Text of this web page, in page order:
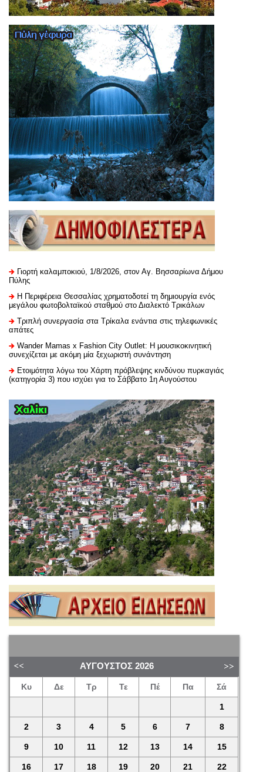
Γιορτή καλαμποκιού, 1/8/2026, στον Αγ. Βησσαρίωνα Δήμου
Πύλης
H Περιφέρεια Θεσσαλίας χρηματοδοτεί τη δημιουργία ενός
μεγάλου φωτοβολταϊκού σταθμού στο Διαλεκτό Τρικάλων
Τριπλή συνεργασία στα Τρίκαλα ενάντια στις τηλεφωνικές
απάτες
Wander Mamas x Fashion City Outlet: Η μουσικοκινητική
συνεχίζεται με ακόμη μία ξεχωριστή συνάντηση
Ετοιμότητα λόγω του Χάρτη πρόβλεψης κινδύνου πυρκαγιάς
(κατηγορία 3) που ισχύει για το Σάββατο 1η Αυγούστου
ΑΎΓΟΥΣΤΟΣ 2026
Κυ Δε Τρ Τε Πέ Πα Σά
1
2 3 4 5 6 7 8
9 10 11 12 13 14 15
16 17 18 19 20 21 22